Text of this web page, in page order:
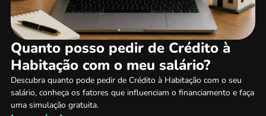
Quanto posso pedir de Crédito à
Habitação com o meu salário?
Descubra quanto pode pedir de Crédito à Habitação com o seu
salário, conheça os fatores que influenciam o financiamento e faça
uma simulação gratuita.